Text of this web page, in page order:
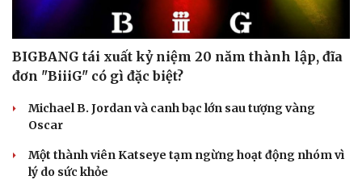
Hạt giống tâm hồn
BIGBANG tái xuất kỷ niệm 20 năm thành lập, đĩa
đơn "BiiiG" có gì đặc biệt?
Michael B. Jordan và canh bạc lớn sau tượng vàng
Oscar
Một thành viên Katseye tạm ngừng hoạt động nhóm vì
lý do sức khỏe